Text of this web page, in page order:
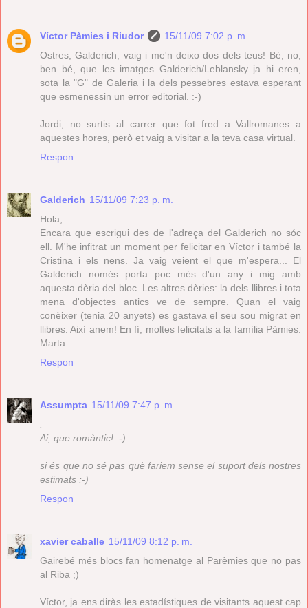
Víctor Pàmies i Riudor
15/11/09 7:02 p. m.
Ostres, Galderich, vaig i me'n deixo dos dels teus! Bé, no,
ben bé, que les imatges Galderich/Leblansky ja hi eren,
sota la "G" de Galeria i la dels pessebres estava esperant
que esmenessin un error editorial. :-)
Jordi, no surtis al carrer que fot fred a Vallromanes a
aquestes hores, però et vaig a visitar a la teva casa virtual.
Respon
Galderich 15/11/09 7:23 p. m.
Hola,
Encara que escrigui des de l'adreça del Galderich no sóc
ell. M'he infitrat un moment per felicitar en Víctor i també la
Cristina i els nens. Ja vaig veient el que m'espera... El
Galderich només porta poc més d'un any i mig amb
aquesta dèria del bloc. Les altres dèries: la dels llibres i tota
mena d'objectes antics ve de sempre. Quan el vaig
conèixer (tenia 20 anyets) es gastava el seu sou migrat en
llibres. Així anem! En fí, moltes felicitats a la família Pàmies.
Marta
Respon
Assumpta 15/11/09 7:47 p. m.
Ai, que romàntic! :-)
si és que no sé pas què fariem sense el suport dels nostres
estimats :-)
Respon
xavier caballe 15/11/09 8:12 p. m.
Gairebé més blocs fan homenatge al Parèmies que no pas
al Riba ;)
Víctor, ja ens diràs les estadístiques de visitants aquest cap